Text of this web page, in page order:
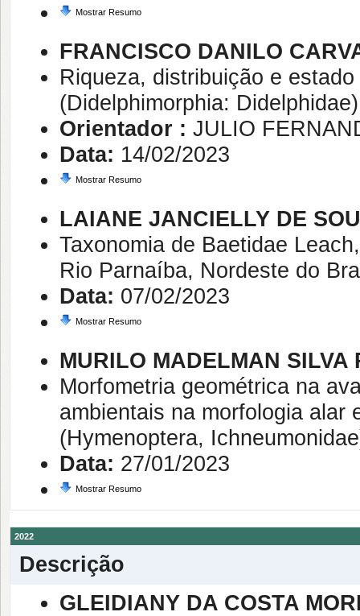
Mostrar Resumo
FRANCISCO DANILO
Riqueza, distribuição e
(Didelphimorphia:
Orientador : JULIO
Data: 14/02/2023
Mostrar Resumo
LAIANE JANCIELLY DE
Taxonomia de Baetidae
Rio Parnaíba, Nordeste do
Data: 07/02/2023
Mostrar Resumo
MURILO MADELMAN SILVA
Morfometria geométrica na
ambientais na morfologia alar
(Hymenoptera,
Data: 27/01/2023
Mostrar Resumo
2022
Descrição
GLEIDIANY DA COSTA